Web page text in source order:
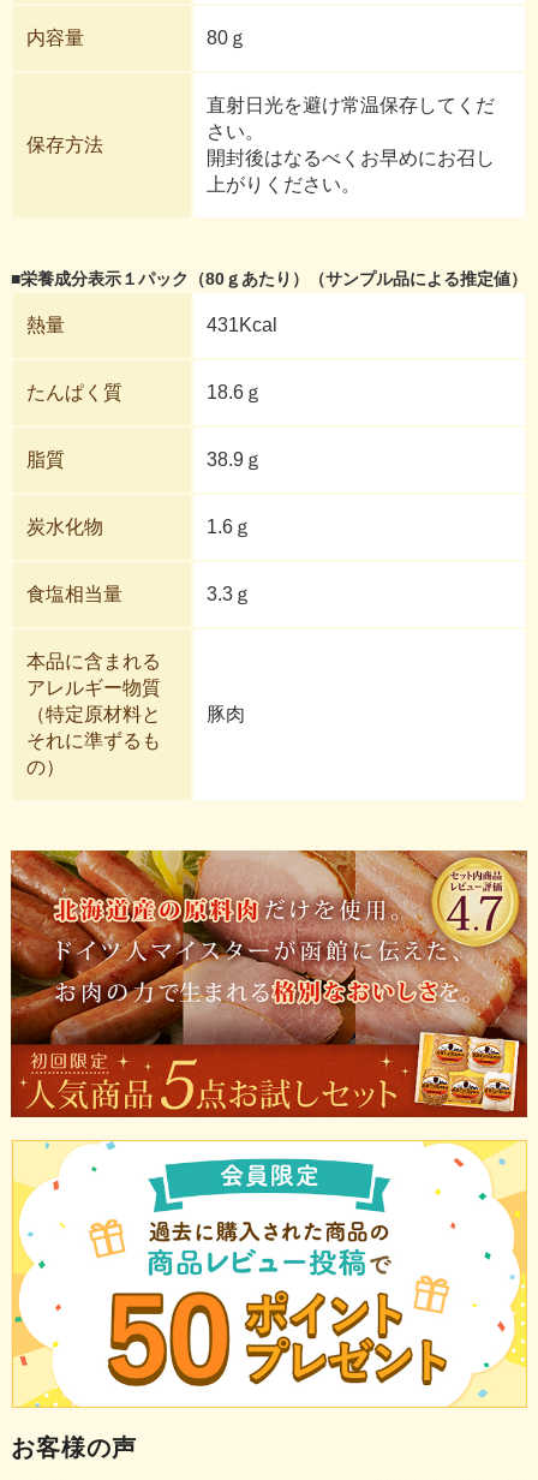
内容量 80ｇ
保存方法
直射日光を避け常温保存してくだ
さい。
開封後はなるべくお早めにお召し
上がりください。
■栄養成分表示１パック（80ｇあたり）（サンプル品による推定値）
熱量 431Kcal
たんぱく質 18.6ｇ
脂質 38.9ｇ
炭水化物 1.6ｇ
食塩相当量 3.3ｇ
本品に含まれる
アレルギー物質
（特定原材料と
それに準ずるも
の）
豚肉
お客様の声